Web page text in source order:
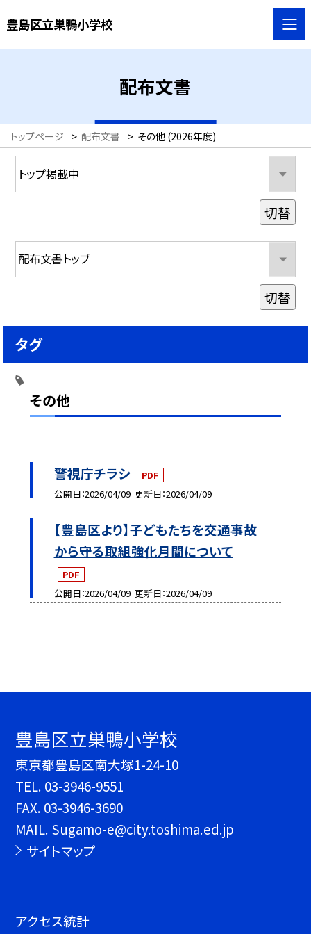
豊島区立巣鴨小学校
配布文書
トップページ > 配布文書 > その他 (2026年度)
その他
警視庁チラシ
PDF
公開日 2026/04/09 更新日 2026/04/09
【豊島区より】子どもたちを交通事故
から守る取組強化月間について
PDF
公開日 2026/04/09 更新日 2026/04/09
切替
切替
タグ
豊島区立巣鴨小学校
東京都豊島区南大塚1-24-10
TEL. 03-3946-9551
FAX. 03-3946-3690
MAIL. Sugamo-e@city.toshima.ed.jp
サイトマップ
アクセス統計